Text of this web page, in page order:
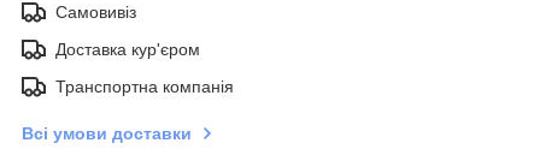
Самовивіз
Доставка кур'єром
Транспортна компанія
Всі умови доставки